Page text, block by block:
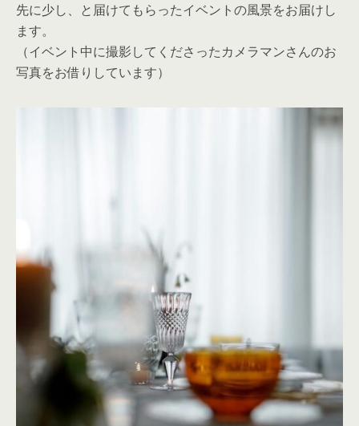
先に少し、と届けてもらったイベントの風景をお届けし
ます。
（イベント中に撮影してくださったカメラマンさんのお
写真をお借りしています）